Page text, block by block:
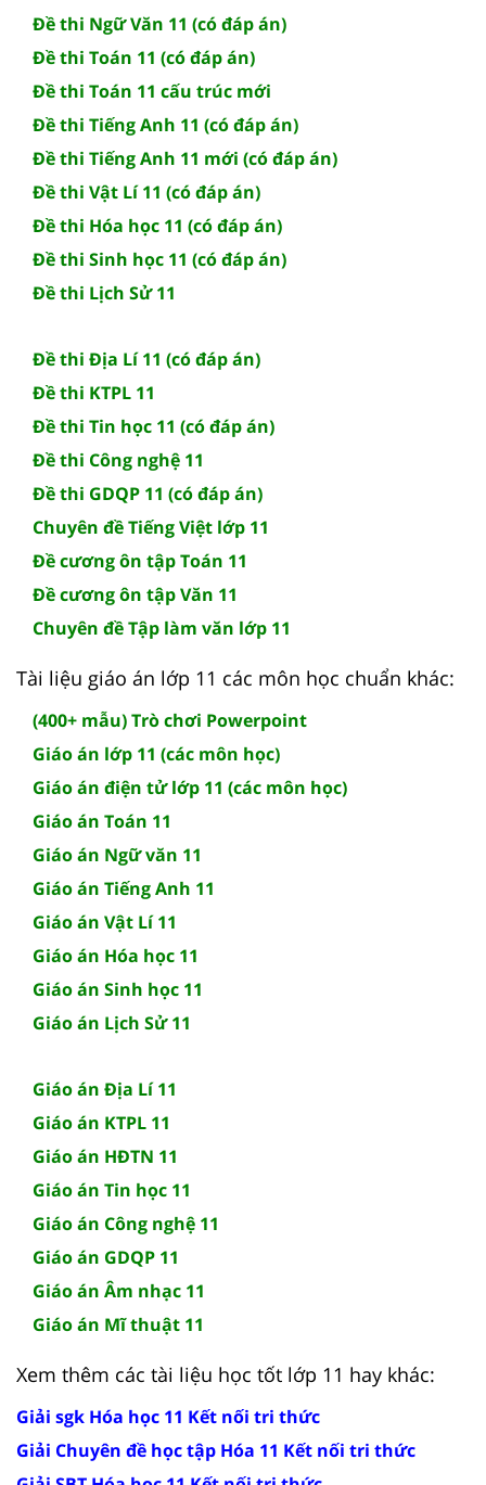
Đề thi Ngữ Văn 11 (có đáp án)
Đề thi Toán 11 (có đáp án)
Đề thi Toán 11 cấu trúc mới
Đề thi Tiếng Anh 11 (có đáp án)
Đề thi Tiếng Anh 11 mới (có đáp án)
Đề thi Vật Lí 11 (có đáp án)
Đề thi Hóa học 11 (có đáp án)
Đề thi Sinh học 11 (có đáp án)
Đề thi Lịch Sử 11
Đề thi Địa Lí 11 (có đáp án)
Đề thi KTPL 11
Đề thi Tin học 11 (có đáp án)
Đề thi Công nghệ 11
Đề thi GDQP 11 (có đáp án)
Chuyên đề Tiếng Việt lớp 11
Đề cương ôn tập Toán 11
Đề cương ôn tập Văn 11
Chuyên đề Tập làm văn lớp 11
Tài liệu giáo án lớp 11 các môn học chuẩn khác:
(400+ mẫu) Trò chơi Powerpoint
Giáo án lớp 11 (các môn học)
Giáo án điện tử lớp 11 (các môn học)
Giáo án Toán 11
Giáo án Ngữ văn 11
Giáo án Tiếng Anh 11
Giáo án Vật Lí 11
Giáo án Hóa học 11
Giáo án Sinh học 11
Giáo án Lịch Sử 11
Giáo án Địa Lí 11
Giáo án KTPL 11
Giáo án HĐTN 11
Giáo án Tin học 11
Giáo án Công nghệ 11
Giáo án GDQP 11
Giáo án Âm nhạc 11
Giáo án Mĩ thuật 11
Xem thêm các tài liệu học tốt lớp 11 hay khác:
Giải sgk Hóa học 11 Kết nối tri thức
Giải Chuyên đề học tập Hóa 11 Kết nối tri thức